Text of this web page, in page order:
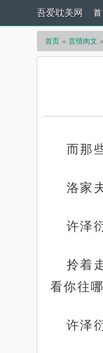
吾爱耽美网 首
首页 言情肉文
而那
洛家
许泽
拎着
看你往
许泽